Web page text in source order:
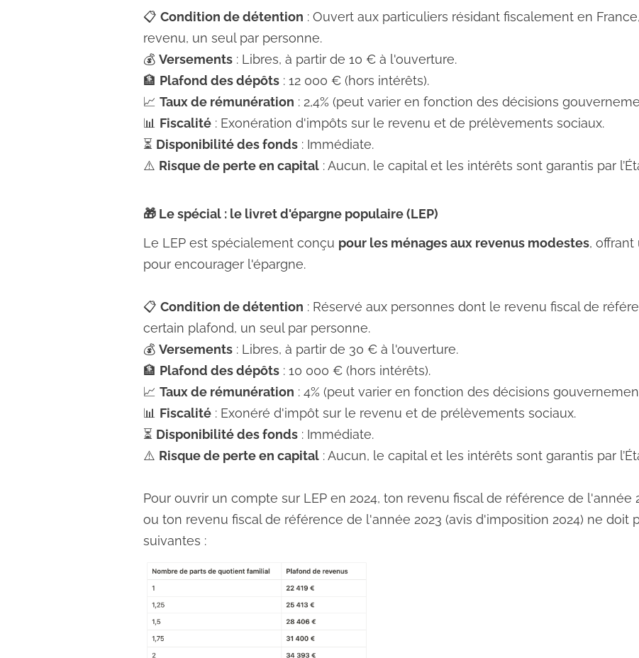
📋 Condition de détention : Ouvert aux particuliers résidant fiscalement en
revenu, un seul par personne.
💰 Versements : Libres, à partir de 10 € à l'ouverture.
🏦 Plafond des dépôts : 12 000 € (hors intérêts).
📈 Taux de rémunération : 2,4% (peut varier en fonction des décisions
📊 Fiscalité : Exonération d'impôts sur le revenu et de prélèvements sociaux.
⏳ Disponibilité des fonds : Immédiate.
⚠️ Risque de perte en capital : Aucun, le capital et les intérêts sont garantis par
🎁 Le spécial : le livret d'épargne populaire (LEP)
Le LEP est spécialement conçu pour les ménages aux revenus modestes,
pour encourager l'épargne.
📋 Condition de détention : Réservé aux personnes dont le revenu fiscal de
certain plafond, un seul par personne.
💰 Versements : Libres, à partir de 30 € à l'ouverture.
🏦 Plafond des dépôts : 10 000 € (hors intérêts).
📈 Taux de rémunération : 4% (peut varier en fonction des décisions
📊 Fiscalité : Exonéré d'impôt sur le revenu et de prélèvements sociaux.
⏳ Disponibilité des fonds : Immédiate.
⚠️ Risque de perte en capital : Aucun, le capital et les intérêts sont garantis par
Pour ouvrir un compte sur LEP en 2024, ton revenu fiscal de référence de l'année
ou ton revenu fiscal de référence de l'année 2023 (avis d'imposition 2024) ne doit
suivantes :